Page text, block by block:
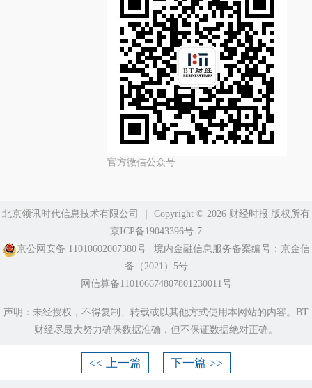
<< 上一篇 下一篇 >>
官方微信公众号
北京领讯时代信息技术有限公司
｜ Copyright ©️ 2026 财经时报 版权所有
京ICP备19043396号-7
京公网安备 11010602007380号| 境内金融信息服务备案编号：京金信
备（2021）5号
网信算备110106674807801230011号
声明：未经授权，不得复制、转载或以其他方式使用本网站的内容。BT
财经尽最大努力确保数据准确，但不保证数据绝对正确。